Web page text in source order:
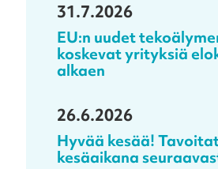
31.7.2026
EU:n uudet
koskevat yrityksiä
alkaen
26.6.2026
Hyvää kesää!
kesäaikana